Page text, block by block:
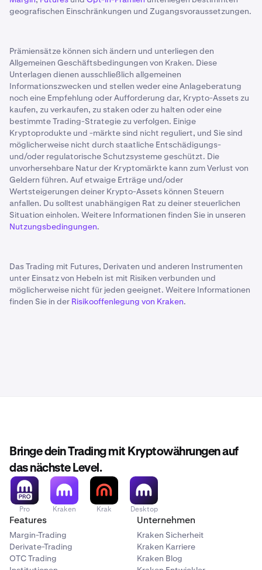
geografischen Einschränkungen und Zugangsvoraussetzungen.
Prämiensätze können sich ändern und unterliegen den
Allgemeinen Geschäftsbedingungen von Kraken. Diese
Unterlagen dienen ausschließlich allgemeinen
Informationszwecken und stellen weder eine Anlageberatung
noch eine Empfehlung oder Aufforderung dar, Krypto-Assets zu
kaufen, zu verkaufen, zu staken oder zu halten oder eine
bestimmte Trading-Strategie zu verfolgen. Einige
Kryptoprodukte und -märkte sind nicht reguliert, und Sie sind
möglicherweise nicht durch staatliche Entschädigungs-
und/oder regulatorische Schutzsysteme geschützt. Die
unvorhersehbare Natur der Kryptomärkte kann zum Verlust von
Geldern führen. Auf etwaige Erträge und/oder
Wertsteigerungen deiner Krypto-Assets können Steuern
anfallen. Du solltest unabhängigen Rat zu deiner steuerlichen
Situation einholen. Weitere Informationen finden Sie in unseren
Nutzungsbedingungen.
Das Trading mit Futures, Derivaten und anderen Instrumenten
unter Einsatz von Hebeln ist mit Risiken verbunden und
möglicherweise nicht für jeden geeignet. Weitere Informationen
finden Sie in der Risikooffenlegung von Kraken.
Bringe dein Trading mit Kryptowährungen auf
das nächste Level.
Pro Kraken Krak Desktop
Features
Margin-Trading
Derivate-Trading
OTC Trading
Unternehmen
Kraken Sicherheit
Kraken Karriere
Kraken Blog